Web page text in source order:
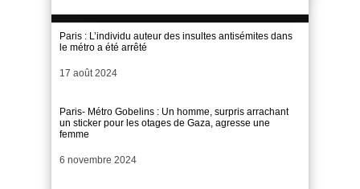
Paris : L’individu auteur des insultes antisémites dans
le métro a été arrêté
Date
17 août 2024
Paris- Métro Gobelins : Un homme, surpris arrachant
un sticker pour les otages de Gaza, agresse une
femme
Date
6 novembre 2024